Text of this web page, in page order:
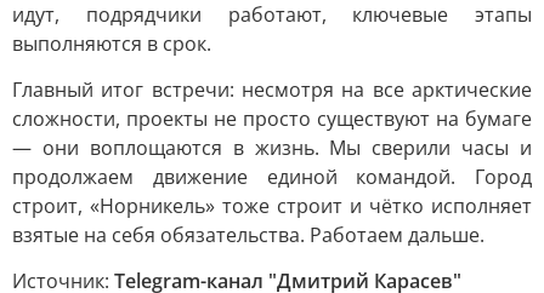
идут, подрядчики работают, ключевые этапы
выполняются в срок.
Главный итог встречи: несмотря на все арктические
сложности, проекты не просто существуют на бумаге
— они воплощаются в жизнь. Мы сверили часы и
продолжаем движение единой командой. Город
строит, «Норникель» тоже строит и чётко исполняет
взятые на себя обязательства. Работаем дальше.
Источник: Telegram-канал "Дмитрий Карасев"